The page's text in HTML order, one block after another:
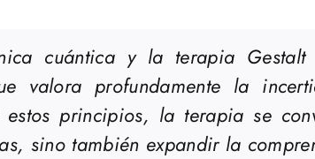
cuántica y la terapia
valora profundamente la
principios, la terapia se
sino también expandir la